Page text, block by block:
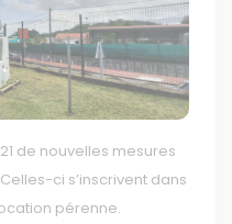
de nouvelles mesures
ci s’inscrivent dans
pérenne.